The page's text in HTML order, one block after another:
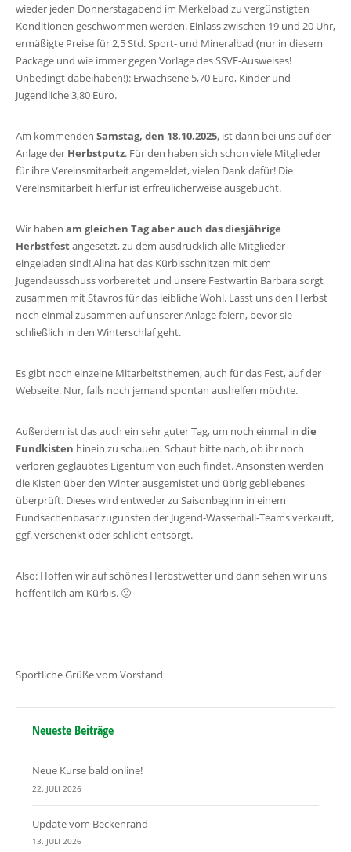
wieder jeden Donnerstagabend im Merkelbad zu vergünstigten
Konditionen geschwommen werden. Einlass zwischen 19 und 20 Uhr,
ermäßigte Preise für 2,5 Std. Sport- und Mineralbad (nur in diesem
Package und wie immer gegen Vorlage des SSVE-Ausweises!
Unbedingt dabeihaben!): Erwachsene 5,70 Euro, Kinder und
Jugendliche 3,80 Euro.
Am kommenden Samstag, den 18.10.2025, ist dann bei uns auf der
Anlage der Herbstputz. Für den haben sich schon viele Mitglieder
für ihre Vereinsmitarbeit angemeldet, vielen Dank dafür! Die
Vereinsmitarbeit hierfür ist erfreulicherweise ausgebucht.
Wir haben am gleichen Tag aber auch das diesjährige
Herbstfestangesetzt, zu dem ausdrücklich alle Mitglieder
eingeladen sind! Alina hat das Kürbisschnitzen mit dem
Jugendausschuss vorbereitet und unsere Festwartin Barbara sorgt
zusammen mit Stavros für das leibliche Wohl. Lasst uns den Herbst
noch einmal zusammen auf unserer Anlage feiern, bevor sie
schließlich in den Winterschlaf geht.
Es gibt noch einzelne Mitarbeitsthemen, auch für das Fest, auf der
Webseite. Nur, falls noch jemand spontan aushelfen möchte.
Außerdem ist das auch ein sehr guter Tag, um noch einmal in die
Fundkisten hinein zu schauen. Schaut bitte nach, ob ihr noch
verloren geglaubtes Eigentum von euch findet. Ansonsten werden
die Kisten über den Winter ausgemistet und übrig gebliebenes
überprüft. Dieses wird entweder zu Saisonbeginn in einem
Fundsachenbasar zugunsten der Jugend-Wasserball-Teams verkauft,
ggf. verschenkt oder schlicht entsorgt.
Also: Hoffen wir auf schönes Herbstwetter und dann sehen wir uns
hoffentlich am Kürbis. 🙂
Sportliche Grüße vom Vorstand
Neueste Beiträge
Neue Kurse bald online!
22. JULI 2026
Update vom Beckenrand
13. JULI 2026